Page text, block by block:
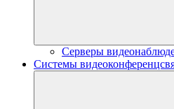
Серверы
Системы